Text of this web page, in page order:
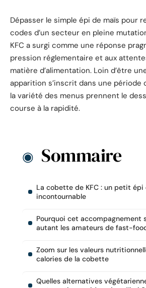
Dépasser le simple épi de maïs pour
codes d’un secteur en pleine
KFC a surgi comme une réponse
pression réglementaire et aux
matière d’alimentation. Loin d’être
apparition s’inscrit dans une période
la variété des menus prennent le
course à la rapidité.
Sommaire
La cobette de KFC : un petit épi
incontournable
Pourquoi cet accompagnement
autant les amateurs de fast-
Zoom sur les valeurs
calories de la cobette
Quelles alternatives